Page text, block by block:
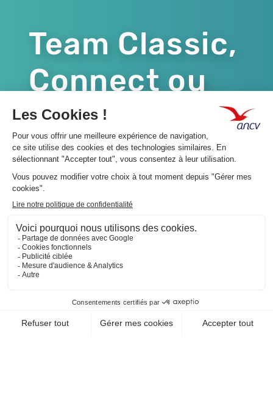
Team Classic,
Connect ou
les deux ?
Abonnez-vous à la
Newsletter et recevez votre
dose d'évasion !
JE M'ABONNE